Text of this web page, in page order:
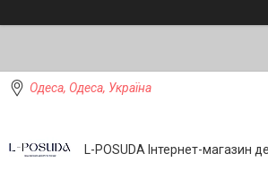
Одеса, Одеса, Україна
L-POSUDA Інтернет-магазин